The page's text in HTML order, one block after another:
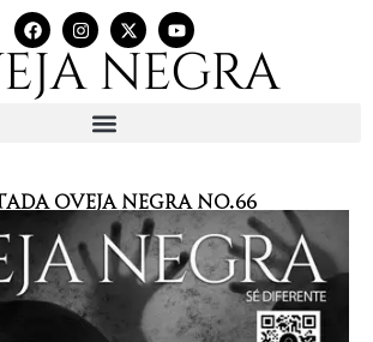
Oveja Negra No.66